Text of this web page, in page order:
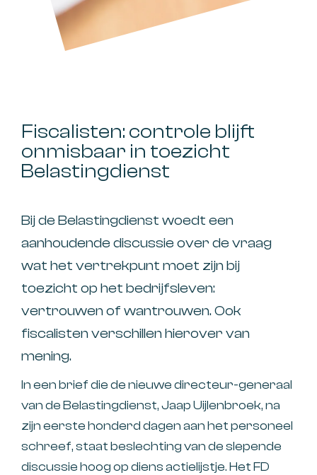
Fiscalisten: controle blijft
onmisbaar in toezicht
Belastingdienst
Bij de Belastingdienst woedt een
aanhoudende discussie over de vraag
wat het vertrekpunt moet zijn bij
toezicht op het bedrijfsleven:
vertrouwen of wantrouwen. Ook
fiscalisten verschillen hierover van
mening.
In een brief die de nieuwe directeur-generaal
van de Belastingdienst, Jaap Uijlenbroek, na
zijn eerste honderd dagen aan het personeel
schreef, staat beslechting van de slepende
discussie hoog op diens actielijstje. Het FD